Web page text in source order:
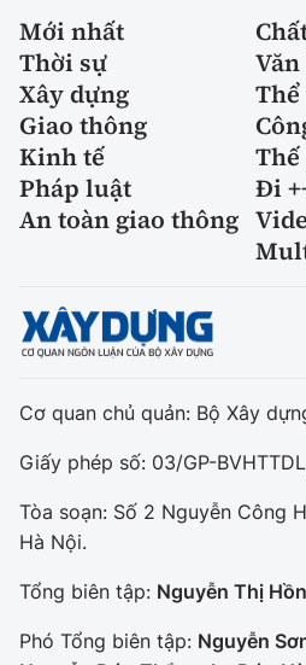
Mới nhất
Thời sự
Xây dựng
Giao thông
Kinh tế
Pháp luật
Đi
An toàn giao thông
Cơ quan chủ quản: Bộ Xây
Giấy phép số: 03/GP-
Tòa soạn: Số 2 Nguyễn Công
Hà Nội.
Tổng biên tập: Nguyễn Thị
Phó Tổng biên tập: Nguyễn